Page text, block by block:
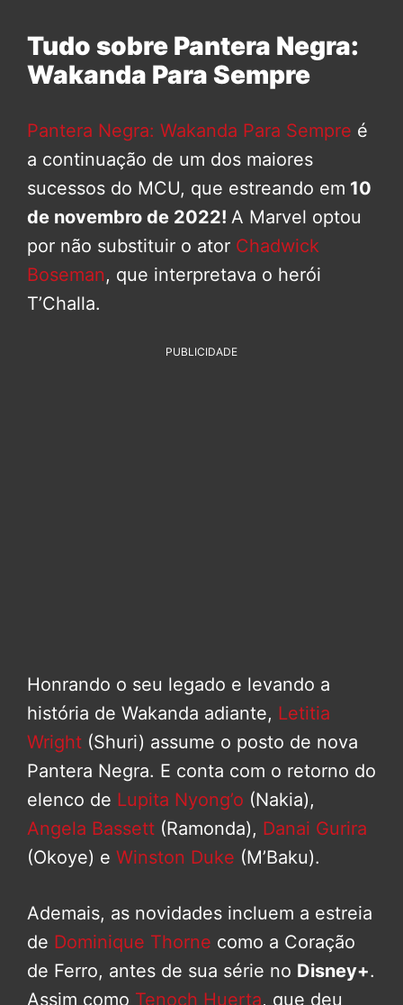
Tudo sobre Pantera Negra:
Wakanda Para Sempre
Pantera Negra: Wakanda Para Sempre é
a continuação de um dos maiores
sucessos do MCU, que estreando em 10
de novembro de 2022! A Marvel optou
por não substituir o ator Chadwick
Boseman, que interpretava o herói
T’Challa.
PUBLICIDADE
Honrando o seu legado e levando a
história de Wakanda adiante, Letitia
Wright (Shuri) assume o posto de nova
Pantera Negra. E conta com o retorno do
elenco de Lupita Nyong’o (Nakia),
Angela Bassett (Ramonda), Danai Gurira
(Okoye) e Winston Duke (M’Baku).
Ademais, as novidades incluem a estreia
de Dominique Thorne como a Coração
de Ferro, antes de sua série no Disney+.
Assim como Tenoch Huerta, que deu